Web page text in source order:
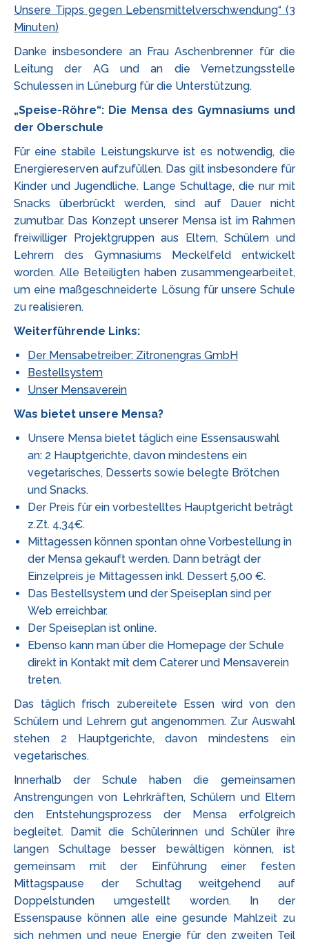
Unsere Tipps gegen Lebensmittelverschwendung“ (3
Minuten)
Danke insbesondere an Frau Aschenbrenner für die
Leitung der AG und an die Vernetzungsstelle
Schulessen in Lüneburg für die Unterstützung.
„Speise-Röhre“: Die Mensa des Gymnasiums und
der Oberschule
Für eine stabile Leistungskurve ist es notwendig, die
Energiereserven aufzufüllen. Das gilt insbesondere für
Kinder und Jugendliche. Lange Schultage, die nur mit
Snacks überbrückt werden, sind auf Dauer nicht
zumutbar. Das Konzept unserer Mensa ist im Rahmen
freiwilliger Projektgruppen aus Eltern, Schülern und
Lehrern des Gymnasiums Meckelfeld entwickelt
worden. Alle Beteiligten haben zusammengearbeitet,
um eine maßgeschneiderte Lösung für unsere Schule
zu realisieren.
Weiterführende Links:
Der Mensabetreiber: Zitronengras GmbH
Bestellsystem
Unser Mensaverein
Was bietet unsere Mensa?
Unsere Mensa bietet täglich eine Essensauswahl
an: 2 Hauptgerichte, davon mindestens ein
vegetarisches, Desserts sowie belegte Brötchen
und Snacks.
Der Preis für ein vorbestelltes Hauptgericht beträgt
z.Zt. 4,34€.
Mittagessen können spontan ohne Vorbestellung in
der Mensa gekauft werden. Dann beträgt der
Einzelpreis je Mittagessen inkl. Dessert 5,00 €.
Das Bestellsystem und der Speiseplan sind per
Web erreichbar.
Der Speiseplan ist online.
Ebenso kann man über die Homepage der Schule
direkt in Kontakt mit dem Caterer und Mensaverein
treten.
Das täglich frisch zubereitete Essen wird von den
Schülern und Lehrern gut angenommen. Zur Auswahl
stehen 2 Hauptgerichte, davon mindestens ein
vegetarisches.
Innerhalb der Schule haben die gemeinsamen
Anstrengungen von Lehrkräften, Schülern und Eltern
den Entstehungsprozess der Mensa erfolgreich
begleitet. Damit die Schülerinnen und Schüler ihre
langen Schultage besser bewältigen können, ist
gemeinsam mit der Einführung einer festen
Mittagspause der Schultag weitgehend auf
Doppelstunden umgestellt worden. In der
Essenspause können alle eine gesunde Mahlzeit zu
sich nehmen und neue Energie für den zweiten Teil